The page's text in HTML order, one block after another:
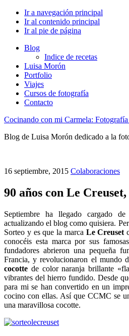
Ir a navegación principal
Ir al contenido principal
Ir al pie de página
Blog
Indice de recetas
Luisa Morón
Portfolio
Viajes
Cursos de fotografía
Contacto
Cocinando con mi Carmela:
Blog de Luisa Morón dedicado a la
16 septiembre, 2015 Colaboraciones
90 años con Le
Septiembre ha llegado cargado
actualizando el blog como quisiera.
Sorteo y es que la marca Le Creuset
conocéis esta marca por sus
fundadores abrieron una pequeña
Francia, y revolucionaron el mundo
cocotte de color naranja brillante
vibrantes del hierro fundido. Desde
para mi se han convertido en un
cocino con ellas. Así que CCMC se
una maravillosa cocotte.